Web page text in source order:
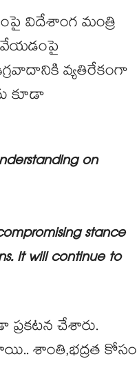
విదేశాంగ మంత్రి
వ్యతిరేకంగా
కూడా
on
stance
It will continue to
చేశారు.
శాంతి,భద్రత కోసం